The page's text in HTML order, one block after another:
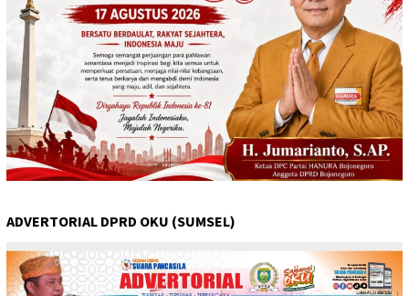
ADVERTORIAL DPRD OKU (SUMSEL)